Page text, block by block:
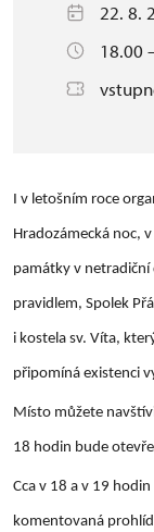
22. 8.
18.00
I v letošním roce
Hradozámecká noc,
památky v netradiční
pravidlem, Spolek
i kostela sv. Víta,
připomíná existenci
Místo můžete
18 hodin bude
Cca v 18 a v 19
komentovaná